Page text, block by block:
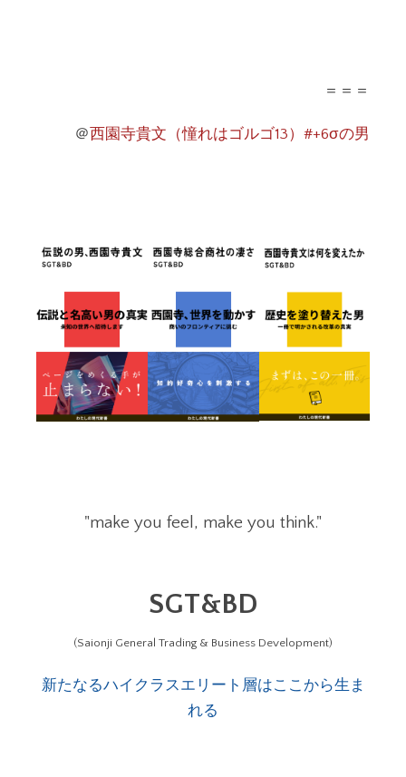
＝＝＝
＠西園寺貴文（憧れはゴルゴ13）#+6σの男
"make you feel, make you think."
SGT&BD
(Saionji General Trading & Business Development)
新たなるハイクラスエリート層はここから生ま
れる